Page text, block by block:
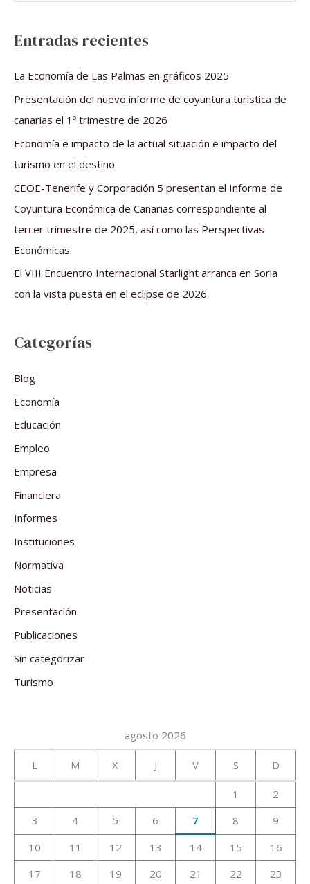
a
r
Entradas recientes
La Economía de Las Palmas en gráficos 2025
Presentación del nuevo informe de coyuntura turística de
canarias el 1º trimestre de 2026
Economía e impacto de la actual situación e impacto del
turismo en el destino.
CEOE-Tenerife y Corporación 5 presentan el Informe de
Coyuntura Económica de Canarias correspondiente al
tercer trimestre de 2025, así como las Perspectivas
Económicas.
El VIII Encuentro Internacional Starlight arranca en Soria
con la vista puesta en el eclipse de 2026
Categorías
Blog
Economía
Educación
Empleo
Empresa
Financiera
Informes
Instituciones
Normativa
Noticias
Presentación
Publicaciones
Sin categorizar
Turismo
agosto 2026
L M X J V S D
1
2
3
4 5 6 7 8
9
10
11 12 13 14 15
16
17
18 19 20 21 22
23